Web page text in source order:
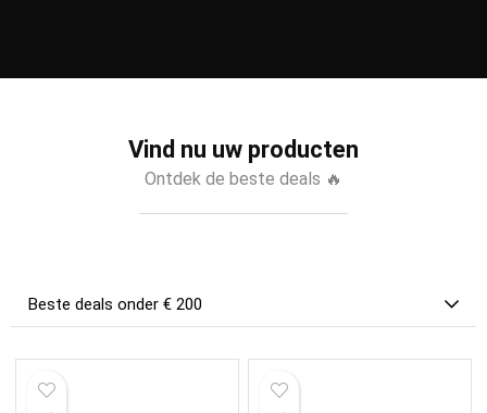
Vind nu uw producten
Ontdek de beste deals 🔥
Beste deals onder € 200